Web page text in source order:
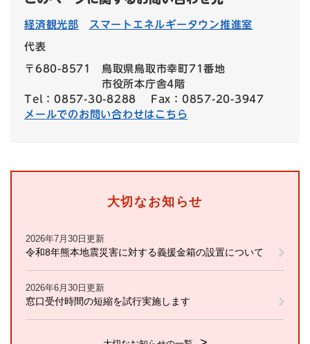
経済観光部 スマートエネルギータウン推進室
代表
〒680-8571
鳥取県鳥取市幸町71番地
市役所本庁舎4階
Tel：0857-30-8288
Fax：0857-20-3947
メールでのお問い合わせはこちら
大切なお知らせ
2026年7月30日更新
令和8年熊本地震災害に対する義援金箱の設置について
2026年6月30日更新
窓口受付時間の短縮を試行実施します